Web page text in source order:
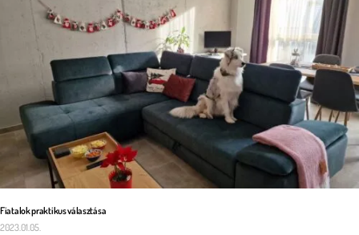
Fiatalok praktikus választása
2023.01.05.